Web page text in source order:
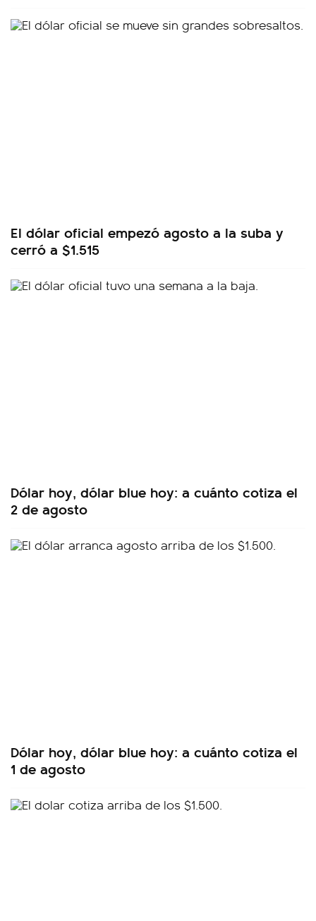
El dólar oficial empezó agosto a la suba y
cerró a $1.515
Dólar hoy, dólar blue hoy: a cuánto cotiza el
2 de agosto
Dólar hoy, dólar blue hoy: a cuánto cotiza el
1 de agosto